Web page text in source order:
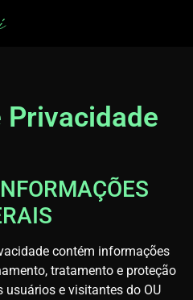
contém informações
tratamento e proteção
e visitantes do OU